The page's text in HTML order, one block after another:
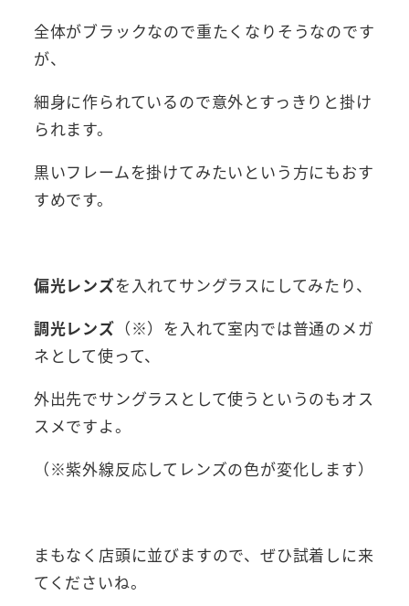
全体がブラックなので重たくなりそうなのです
が、
細身に作られているので意外とすっきりと掛け
られます。
黒いフレームを掛けてみたいという方にもおす
すめです。
偏光レンズを入れてサングラスにしてみたり、
調光レンズ （※）を入れて室内では普通のメガ
ネとして使って、
外出先でサングラスとして使うというのもオス
スメですよ。
（※紫外線反応してレンズの色が変化します）
まもなく店頭に並びますので、ぜひ試着しに来
てくださいね。